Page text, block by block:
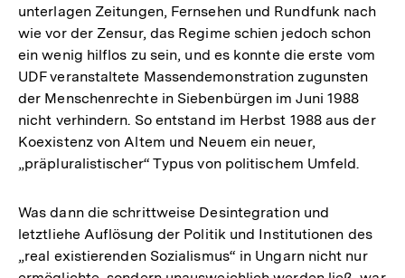
unterlagen Zeitungen, Fernsehen und Rundfunk nach
wie vor der Zensur, das Regime schien jedoch schon
ein wenig hilflos zu sein, und es konnte die erste vom
UDF veranstaltete Massendemonstration zugunsten
der Menschenrechte in Siebenbürgen im Juni 1988
nicht verhindern. So entstand im Herbst 1988 aus der
Koexistenz von Altem und Neuem ein neuer,
„präpluralistischer“ Typus von politischem Umfeld.
Was dann die schrittweise Desintegration und
letztliehe Auflösung der Politik und Institutionen des
„real existierenden Sozialismus“ in Ungarn nicht nur